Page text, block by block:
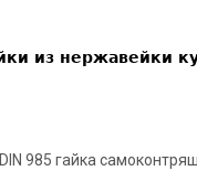
DIN 985 гайка